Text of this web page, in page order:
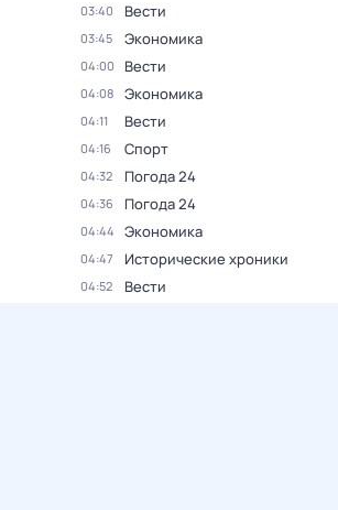
03:40 Вести
03:45 Экономика
04:00 Вести
04:08 Экономика
04:11 Вести
04:16 Спорт
04:32 Погода 24
04:36 Погода 24
04:44 Экономика
04:47 Исторические хроники
04:52 Вести